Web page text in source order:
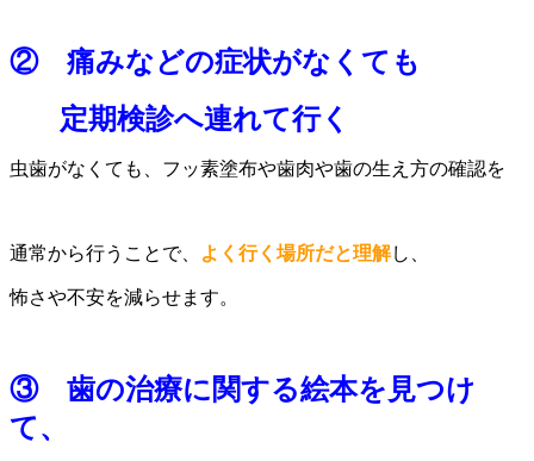
② 痛みなどの症状がなくても
定期検診へ連れて行く
虫歯がなくても、フッ素塗布や歯肉や歯の生え方の確認を
通常から行うことで、 よく行く場所だと理解し、
怖さや不安を減らせます。
③ 歯の治療に関する絵本を見つけ
て、